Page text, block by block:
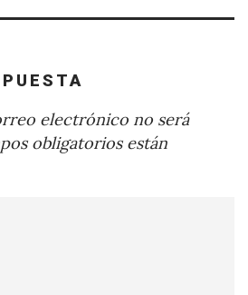
electrónico no será
obligatorios están